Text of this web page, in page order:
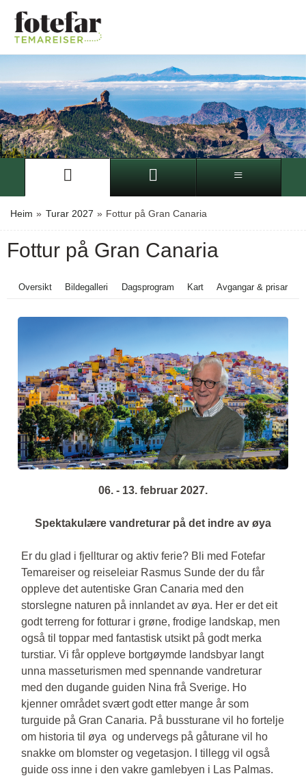
Heim » Turar 2027 » Fottur på Gran Canaria
Fottur på Gran Canaria
Oversikt Bildegalleri Dagsprogram Kart Avgangar & prisar
06. - 13. februar 2027.
Spektakulære vandreturar på det indre av øya
Er du glad i fjellturar og aktiv ferie? Bli med Fotefar
Temareiser og reiseleiar Rasmus Sunde der du får
oppleve det autentiske Gran Canaria med den
storslegne naturen på innlandet av øya. Her er det eit
godt terreng for fotturar i grøne, frodige landskap, men
også til toppar med fantastisk utsikt på godt merka
turstiar. Vi får oppleve bortgøymde landsbyar langt
unna masseturismen med spennande vandreturar
med den dugande guiden Nina frå Sverige. Ho
kjenner området svært godt etter mange år som
turguide på Gran Canaria. På bussturane vil ho fortelje
om historia til øya og undervegs på gåturane vil ho
snakke om blomster og vegetasjon. I tillegg vil også
guide oss inne i den vakre gamlebyen i Las Palmas.